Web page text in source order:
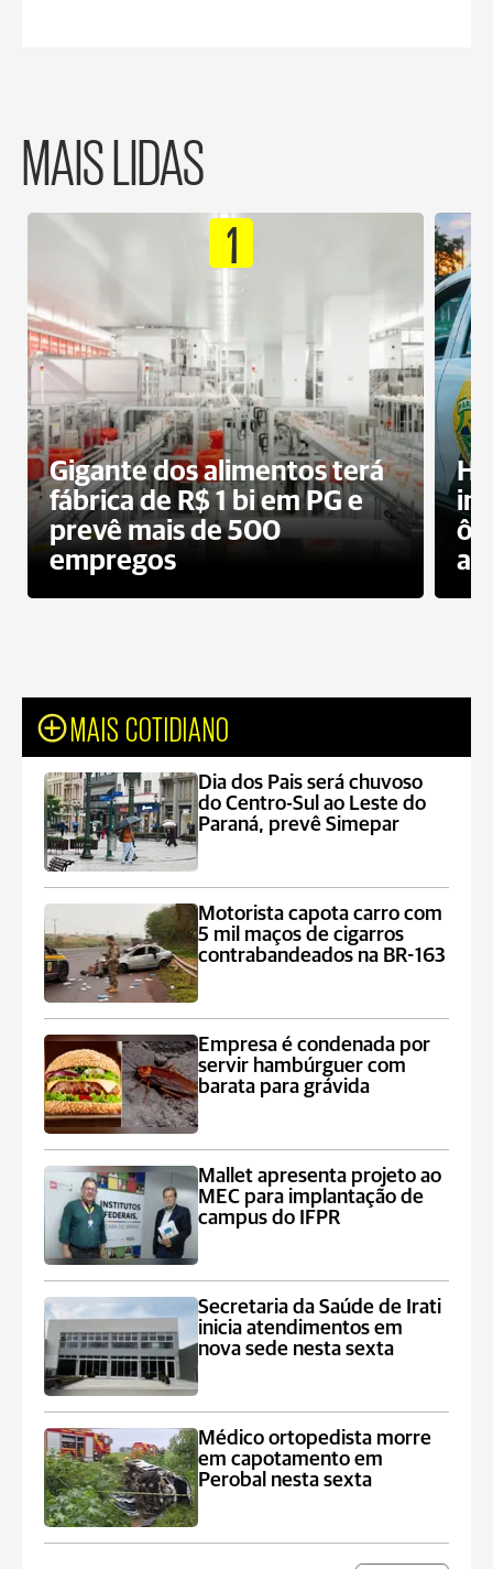
MAIS LIDAS
1
Gigante dos alimentos terá
fábrica de R$ 1 bi em PG e
prevê mais de 500
empregos
MAIS COTIDIANO
Dia dos Pais será chuvoso
do Centro-Sul ao Leste do
Paraná, prevê Simepar
Motorista capota carro com
5 mil maços de cigarros
contrabandeados na BR-163
Empresa é condenada por
servir hambúrguer com
barata para grávida
Mallet apresenta projeto ao
MEC para implantação de
campus do IFPR
Secretaria da Saúde de Irati
inicia atendimentos em
nova sede nesta sexta
Médico ortopedista morre
em capotamento em
Perobal nesta sexta